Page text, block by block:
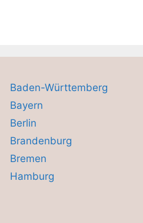
Baden-Württemberg
Bayern
Berlin
Brandenburg
Bremen
Hamburg